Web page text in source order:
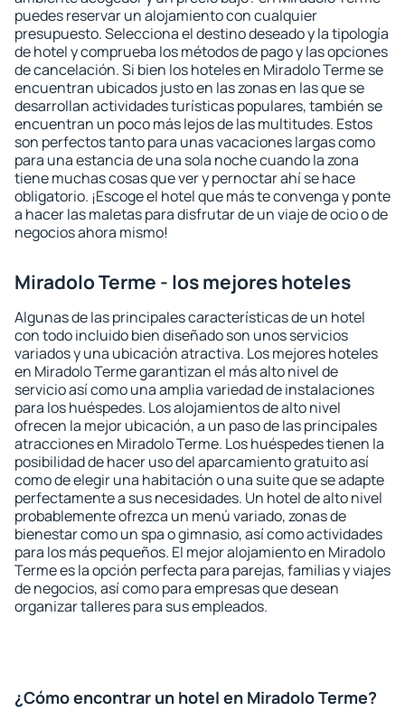
puedes reservar un alojamiento con cualquier
presupuesto. Selecciona el destino deseado y la tipología
de hotel y comprueba los métodos de pago y las opciones
de cancelación. Si bien los hoteles en Miradolo Terme se
encuentran ubicados justo en las zonas en las que se
desarrollan actividades turísticas populares, también se
encuentran un poco más lejos de las multitudes. Estos
son perfectos tanto para unas vacaciones largas como
para una estancia de una sola noche cuando la zona
tiene muchas cosas que ver y pernoctar ahí se hace
obligatorio. ¡Escoge el hotel que más te convenga y ponte
a hacer las maletas para disfrutar de un viaje de ocio o de
negocios ahora mismo!
Miradolo Terme - los mejores hoteles
Algunas de las principales características de un hotel
con todo incluido bien diseñado son unos servicios
variados y una ubicación atractiva. Los mejores hoteles
en Miradolo Terme garantizan el más alto nivel de
servicio así como una amplia variedad de instalaciones
para los huéspedes. Los alojamientos de alto nivel
ofrecen la mejor ubicación, a un paso de las principales
atracciones en Miradolo Terme. Los huéspedes tienen la
posibilidad de hacer uso del aparcamiento gratuito así
como de elegir una habitación o una suite que se adapte
perfectamente a sus necesidades. Un hotel de alto nivel
probablemente ofrezca un menú variado, zonas de
bienestar como un spa o gimnasio, así como actividades
para los más pequeños. El mejor alojamiento en Miradolo
Terme es la opción perfecta para parejas, familias y viajes
de negocios, así como para empresas que desean
organizar talleres para sus empleados.
¿Cómo encontrar un hotel en Miradolo Terme?